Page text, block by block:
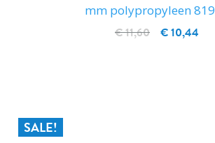
mm polypropyleen
€ 10,44
€ 11,60
SALE!